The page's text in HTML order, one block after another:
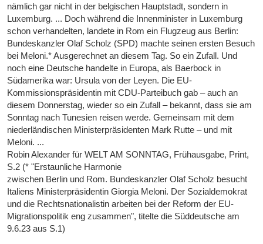
nämlich gar nicht in der belgischen Hauptstadt, sondern in
Luxemburg. ... Doch während die Innenminister in Luxemburg
schon verhandelten, landete in Rom ein Flugzeug aus Berlin:
Bundeskanzler Olaf Scholz (SPD) machte seinen ersten Besuch
bei Meloni.* Ausgerechnet an diesem Tag. So ein Zufall. Und
noch eine Deutsche handelte in Europa, als Baerbock in
Südamerika war: Ursula von der Leyen. Die EU-
Kommissionspräsidentin mit CDU-Parteibuch gab – auch an
diesem Donnerstag, wieder so ein Zufall – bekannt, dass sie am
Sonntag nach Tunesien reisen werde. Gemeinsam mit dem
niederländischen Ministerpräsidenten Mark Rutte – und mit
Meloni. ...
Robin Alexander für WELT AM SONNTAG, Frühausgabe, Print,
S.2 (* "Erstaunliche Harmonie
zwischen Berlin und Rom. Bundeskanzler Olaf Scholz besucht
Italiens Ministerpräsidentin Giorgia Meloni. Der Sozialdemokrat
und die Rechtsnationalistin arbeiten bei der Reform der EU-
Migrationspolitik eng zusammen", titelte die Süddeutsche am
9.6.23 aus S.1)